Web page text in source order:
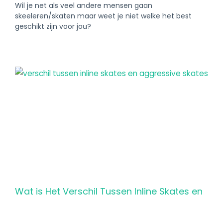
Wil je net als veel andere mensen gaan
skeeleren/skaten maar weet je niet welke het best
geschikt zijn voor jou?
Wat is Het Verschil Tussen Inline Skates en